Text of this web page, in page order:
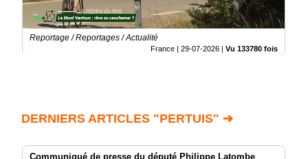
Reportage / Reportages / Actualité
France | 29-07-2026 | Vu 133780 fois
DERNIERS ARTICLES "PERTUIS" ➔
Communiqué de presse du député Philippe Latombe